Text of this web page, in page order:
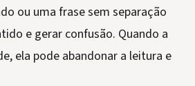
ou uma frase sem separação
e gerar confusão. Quando a
ela pode abandonar a leitura e